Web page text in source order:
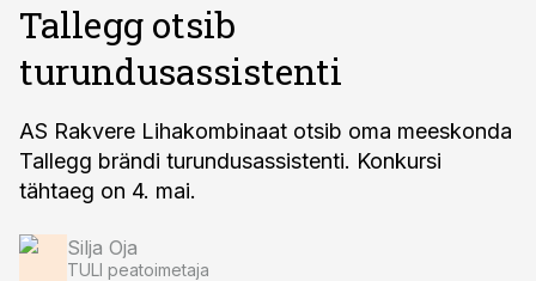
Tallegg otsib
turundusassistenti
AS Rakvere Lihakombinaat otsib oma meeskonda
Tallegg brändi turundusassistenti. Konkursi
tähtaeg on 4. mai.
Silja Oja
TULI peatoimetaja